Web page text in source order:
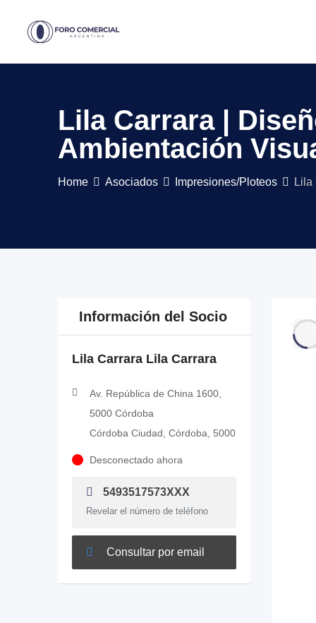
Lila Carrara |
Ambientación
Home Asociados Impresiones/Ploteos Lila
Información del Socio
Lila Carrara Lila Carrara
Av. República de China 1600,
5000 Córdoba
Córdoba Ciudad, Córdoba, 5000
Desconectado ahora
5493517573XXX
Revelar el número de teléfono
Consultar por email